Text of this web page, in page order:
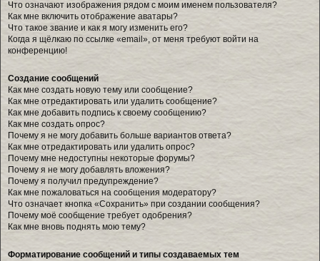
Что означают изображения рядом с моим именем пользователя?
Как мне включить отображение аватары?
Что такое звание и как я могу изменить его?
Когда я щёлкаю по ссылке «email», от меня требуют войти на
конференцию!
Создание сообщений
Как мне создать новую тему или сообщение?
Как мне отредактировать или удалить сообщение?
Как мне добавить подпись к своему сообщению?
Как мне создать опрос?
Почему я не могу добавить больше вариантов ответа?
Как мне отредактировать или удалить опрос?
Почему мне недоступны некоторые форумы?
Почему я не могу добавлять вложения?
Почему я получил предупреждение?
Как мне пожаловаться на сообщения модератору?
Что означает кнопка «Сохранить» при создании сообщения?
Почему моё сообщение требует одобрения?
Как мне вновь поднять мою тему?
Форматирование сообщений и типы создаваемых тем